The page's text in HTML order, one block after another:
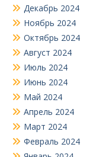
Декабрь 2024
Ноябрь 2024
Октябрь 2024
Август 2024
Июль 2024
Июнь 2024
Май 2024
Апрель 2024
Март 2024
Февраль 2024